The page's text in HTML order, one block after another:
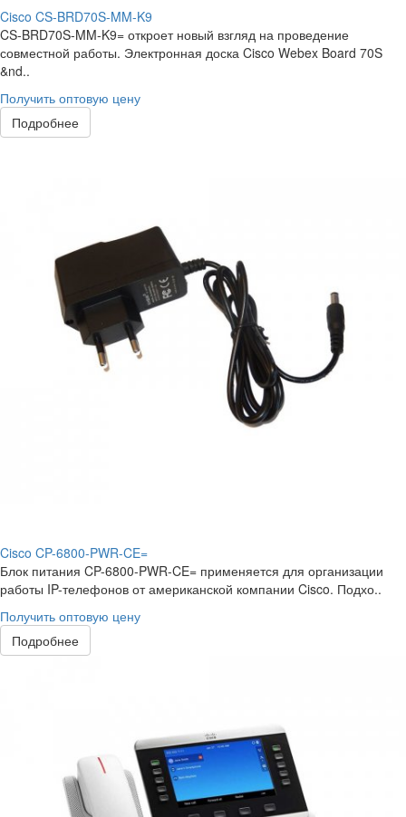
Cisco CS-BRD70S-MM-K9
CS-BRD70S-MM-K9= откроет новый взгляд на проведение
совместной работы. Электронная доска Cisco Webex Board 70S
&nd..
Получить оптовую цену
Подробнее
Cisco CP-6800-PWR-CE=
Блок питания CP-6800-PWR-CE= применяется для организации
работы IP-телефонов от американской компании Cisco. Подхо..
Получить оптовую цену
Подробнее